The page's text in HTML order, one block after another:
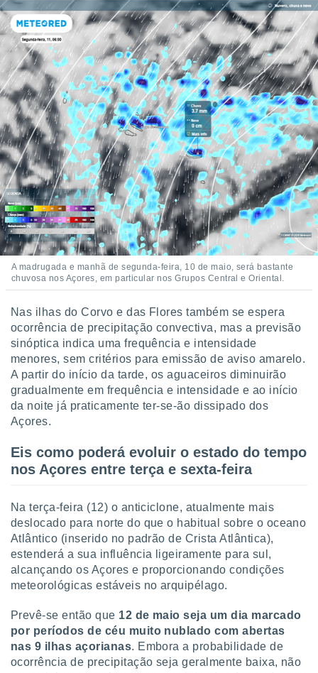
Pode
de
ao
através
nós e
únicos
para
e
como a
este sitio
IP e
de
possam
seus
com
se
tal,
seu
ou opor-
em “
na
o
de
ou aceder
num
A madrugada e manhã de segunda-feira, 10 de maio, será bastante
chuvosa nos Açores, em particular nos Grupos Central e Oriental.
Nas ilhas do Corvo e das Flores também se espera
ocorrência de precipitação convectiva, mas a previsão
sinóptica indica uma frequência e intensidade
menores, sem critérios para emissão de aviso amarelo.
A partir do início da tarde, os aguaceiros diminuirão
gradualmente em frequência e intensidade e ao início
da noite já praticamente ter-se-ão dissipado dos
Açores.
Eis como poderá evoluir o estado do tempo
nos Açores entre terça e sexta-feira
Na terça-feira (12) o anticiclone, atualmente mais
deslocado para norte do que o habitual sobre o oceano
Atlântico (inserido no padrão de Crista Atlântica),
estenderá a sua influência ligeiramente para sul,
alcançando os Açores e proporcionando condições
meteorológicas estáveis no arquipélago.
Prevê-se então que 12 de maio seja um dia marcado
por períodos de céu muito nublado com abertas
nas 9 ilhas açorianas. Embora a probabilidade de
ocorrência de precipitação seja geralmente baixa, não